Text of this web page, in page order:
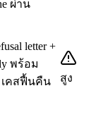
ผ่าน
letter +
พร้อม
เคสฟื้นคืน
สูง